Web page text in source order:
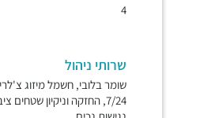
4
שרותי ניהול
שומר בלובי, חשמל מיזוג
7/24, החזקה וניקיון שטחים